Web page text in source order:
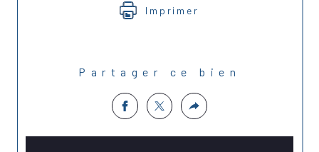
Imprimer
Partager ce bien